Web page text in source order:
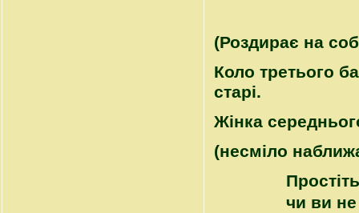
(Роздирає на
Коло третього
старі.
Жінка
(несміло
чи ви